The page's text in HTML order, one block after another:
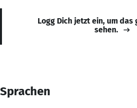
Logg Dich jetzt ein, um das
sehen.
Sprachen